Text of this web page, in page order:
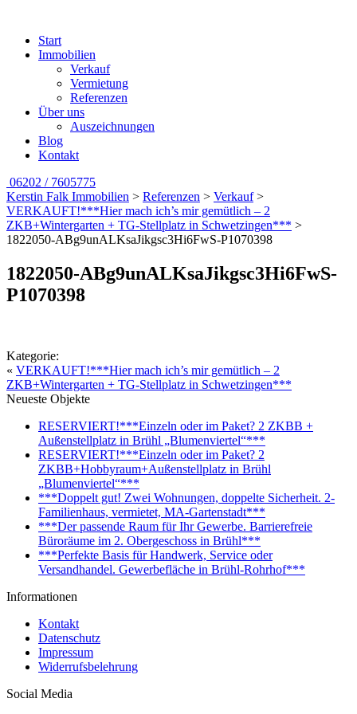
Start
Immobilien
Verkauf
Vermietung
Referenzen
Über uns
Auszeichnungen
Blog
Kontakt
06202 / 7605775
Kerstin Falk Immobilien > Referenzen > Verkauf>
VERKAUFT!***Hier mach ich’s mir gemütlich – 2
ZKB+Wintergarten + TG-Stellplatz in Schwetzingen*** >
1822050-ABg9unALKsaJikgsc3Hi6FwS-P1070398
1822050-ABg9unALKsaJikgsc3Hi6FwS-
P1070398
Kategorie:
« VERKAUFT!***Hier mach ich’s mir gemütlich – 2
ZKB+Wintergarten + TG-Stellplatz in Schwetzingen***
Neueste Objekte
RESERVIERT!***Einzeln oder im Paket? 2 ZKBB +
Außenstellplatz in Brühl „Blumenviertel“***
RESERVIERT!***Einzeln oder im Paket? 2
ZKBB+Hobbyraum+Außenstellplatz in Brühl
„Blumenviertel“***
***Doppelt gut! Zwei Wohnungen, doppelte Sicherheit. 2-
Familienhaus, vermietet, MA-Gartenstadt***
***Der passende Raum für Ihr Gewerbe. Barrierefreie
Büroräume im 2. Obergeschoss in Brühl***
***Perfekte Basis für Handwerk, Service oder
Versandhandel. Gewerbefläche in Brühl-Rohrhof***
Informationen
Kontakt
Datenschutz
Impressum
Widerrufsbelehrung
Social Media